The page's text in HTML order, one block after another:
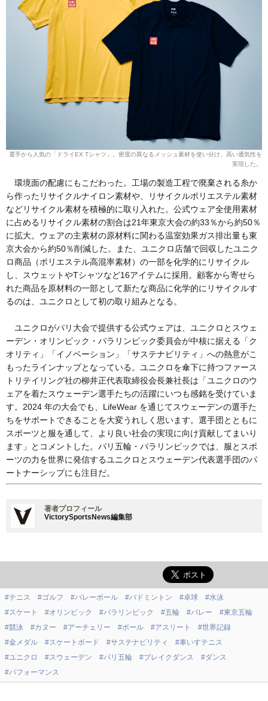
選手から人気の「ドライEX Tシャツ」。密度の異なるメッシュ素材を使い分け、高い通気性を
実現した。
環境面の配慮にもこだわった。工場の製造工程で廃棄される糸か
ら作ったリサイクルナイロン素材や、リサイクルポリエステル素材
などリサイクル素材を積極的に取り入れた。公式ウェア全使用素材
に占めるリサイクル素材の割合は21年東京大会の約33％から約50％
に拡大。ウェアの主素材の原材料に関わる温室効果ガス排出量も東
京大会から約50％削減した。また、ユニクロ店舗で回収したユニク
ロ商品（ポリエステル高混率素材）の一部を化学的にリサイクル
し、スウェットやTシャツなど16アイテムに採用。顧客から寄せら
れた商品を原材料の一部として新たな商品に化学的にリサイクルす
るのは、ユニクロとして初の取り組みとなる。
ユニクロがパリ大会で提供する公式ウェアは、ユニクロとスウェ
ーデン・オリンピック・パラリンピック委員会が中核に据える「ク
オリティ」「イノベーション」「サステナビリティ」への熱意がこ
もったラインナップとなっている。ユニクロを傘下に持つファース
トリテイリング社の柳井正代表取締役会長兼社長は「ユニクロのウ
ェアを着たスウェーデン選手たちの活躍にいつも感銘を受けていま
す。2024 年の大会でも、LifeWear を通じてスウェーデンの選手た
ちをサポートできることを大変うれしく思います。選手団とともに
スポーツと服を通して、より良い社会の実現に向け貢献してまいり
ます」とコメントした。パリ五輪・パラリンピックでは、服とスポ
ーツの力を世界に発信するユニクロとスウェーデン代表選手団のパ
ートナーシップにも注目だ。
著者プロフィール
VictorySportsNews編集部
#テニス #ゴルフ #バレーボール #バドミントン #卓球
#水泳
#スケート
#オリンピック #パラリンピック #五輪 #バレー
#東京五輪
#競泳
#カヌー #アーチェリー #ボール #アスリート
#世界記録
#金メダル
#スケートボード #サステナビリティ
#車いすテニス
#ユニクロ
#スウェーデン #パリ五輪 #ブレイクダンス
#ダンス
#パフォーマンス